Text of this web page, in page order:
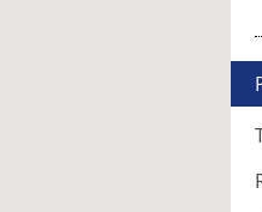
Artikel